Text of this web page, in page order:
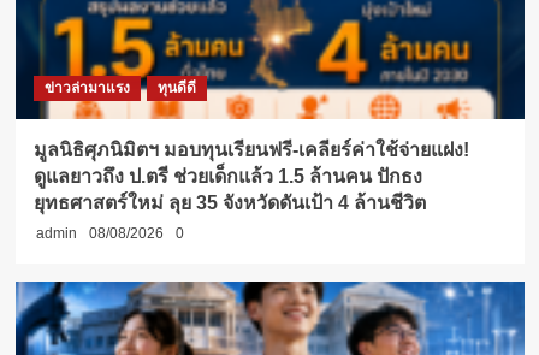
ข่าวล่ามาแรง ทุนดีดี
มูลนิธิศุภนิมิตฯ มอบทุนเรียนฟรี-เคลียร์ค่าใช้จ่ายแฝง!
ดูแลยาวถึง ป.ตรี ช่วยเด็กแล้ว 1.5 ล้านคน ปักธง
ยุทธศาสตร์ใหม่ ลุย 35 จังหวัดดันเป้า 4 ล้านชีวิต
admin 08/08/2026 0